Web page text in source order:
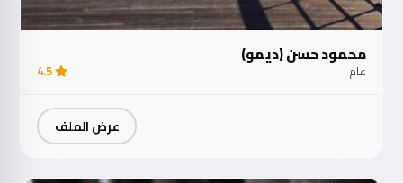
محمود حسن (ديمو)
عام 4.5
عرض الملف